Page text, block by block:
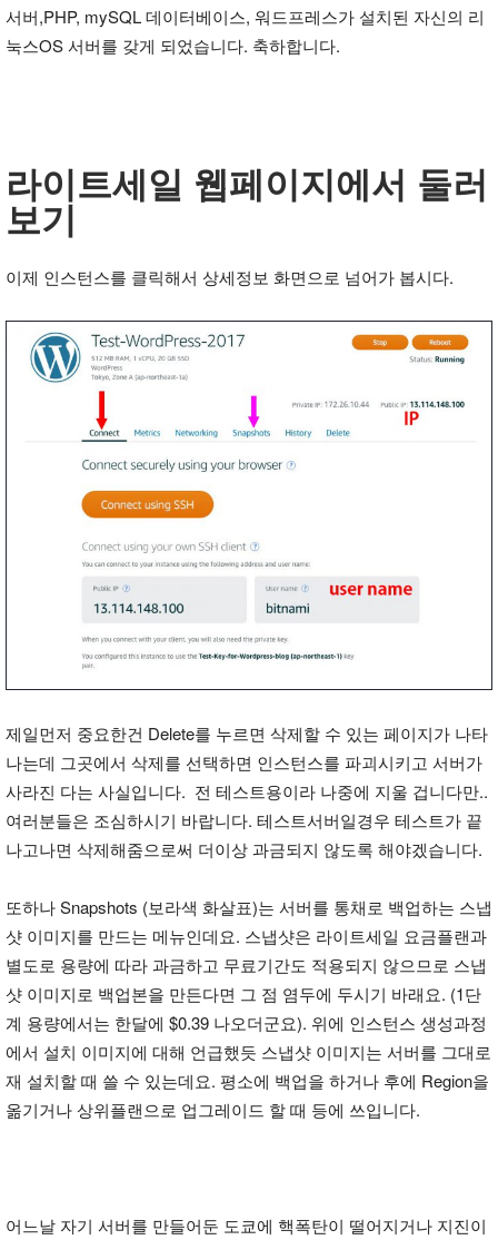
서버,PHP, mySQL 데이터베이스, 워드프레스가 설치된 자신의 리
눅스OS 서버를 갖게 되었습니다. 축하합니다.
라이트세일 웹페이지에서 둘러
보기
이제 인스턴스를 클릭해서 상세정보 화면으로 넘어가 봅시다.
제일먼저 중요한건 Delete를 누르면 삭제할 수 있는 페이지가 나타
나는데 그곳에서 삭제를 선택하면 인스턴스를 파괴시키고 서버가
사라진 다는 사실입니다. 전 테스트용이라 나중에 지울 겁니다만..
여러분들은 조심하시기 바랍니다. 테스트서버일경우 테스트가 끝
나고나면 삭제해줌으로써 더이상 과금되지 않도록 해야겠습니다.
또하나 Snapshots (보라색 화살표)는 서버를 통채로 백업하는 스냅
샷 이미지를 만드는 메뉴인데요. 스냅샷은 라이트세일 요금플랜과
별도로 용량에 따라 과금하고 무료기간도 적용되지 않으므로 스냅
샷 이미지로 백업본을 만든다면 그 점 염두에 두시기 바래요. (1단
계 용량에서는 한달에 $0.39 나오더군요). 위에 인스턴스 생성과정
에서 설치 이미지에 대해 언급했듯 스냅샷 이미지는 서버를 그대로
재 설치할 때 쓸 수 있는데요. 평소에 백업을 하거나 후에 Region을
옮기거나 상위플랜으로 업그레이드 할 때 등에 쓰입니다.
어느날 자기 서버를 만들어둔 도쿄에 핵폭탄이 떨어지거나 지진이